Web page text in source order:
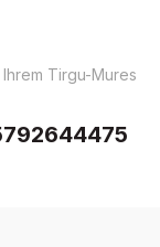
Tirgu-Mures